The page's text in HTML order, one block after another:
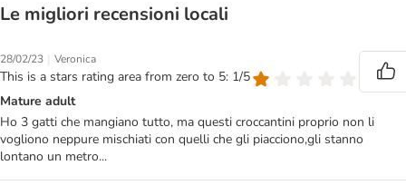
Le migliori recensioni locali
28/02/23 | Veronica
This is a stars rating area from zero to 5: 1/5
Mature adult
Ho 3 gatti che mangiano tutto, ma questi croccantini proprio non li
vogliono neppure mischiati con quelli che gli piacciono,gli stanno
lontano un metro...